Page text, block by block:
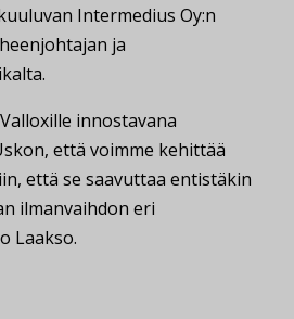
Intermedius Oy:n
ja
innostavana
että voimme kehittää
että se saavuttaa entistäkin
ilmanvaihdon eri
Laakso.